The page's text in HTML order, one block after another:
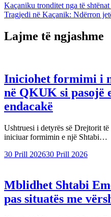
Kaçaniku tronditet nga të
Tragjedi në Kaçanik: Ndërron
Lajme të ngjashme
Iniciohet formimi i
në QKUK si pasojë
endacakë
Ushtruesi i detyrës së Drejtorit
iniciuar formimin e një Shtabi…
30 Prill 202630 Prill 2026
Mblidhet Shtabi
pas situatës me